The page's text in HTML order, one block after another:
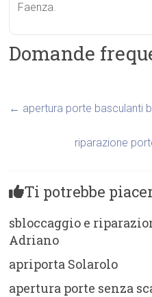
Faenza.
Domande
← apertura porte basculanti
riparazione
Ti potrebbe
sbloccaggio e
Adriano
apriporta Solarolo
apertura porte senza